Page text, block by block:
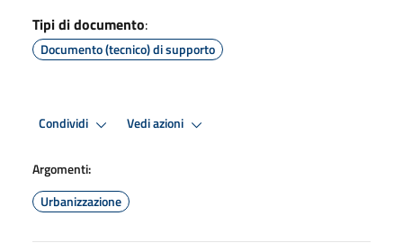
Tipi di documento:
Documento (tecnico) di supporto
Condividi Vedi azioni
Argomenti:
Urbanizzazione